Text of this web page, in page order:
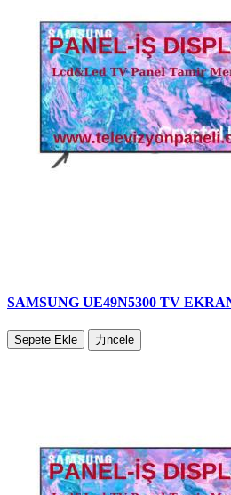
SAMSUNG UE49N5300 TV
Sepete Ekle 力ncele